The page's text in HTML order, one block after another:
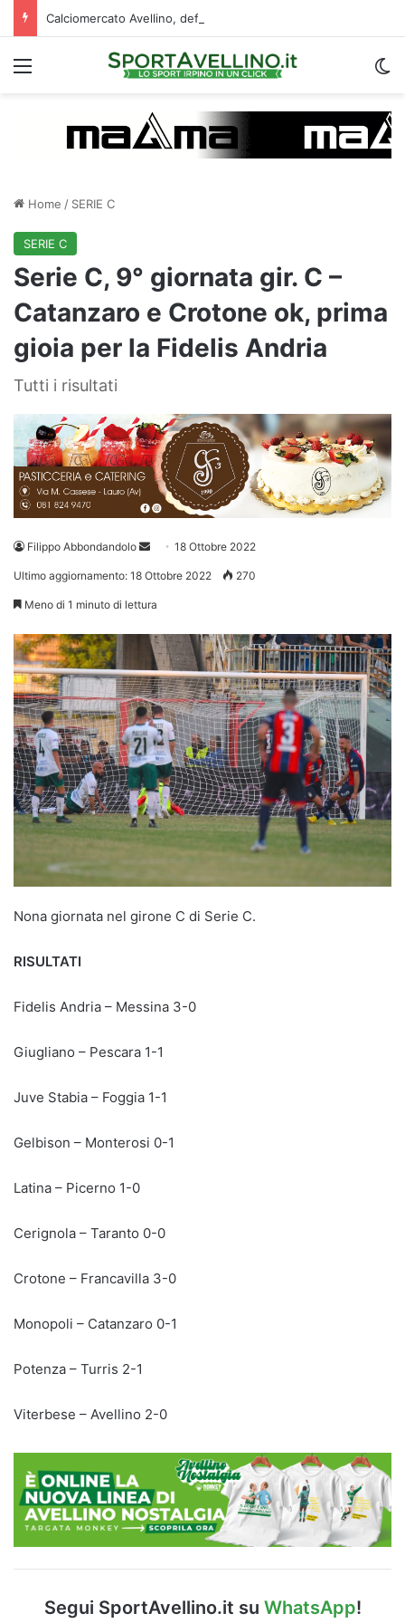
Menu
Home / SERIE C
SERIE C
Serie C, 9° giornata gir. C –
Catanzaro e Crotone ok, prima
gioia per la Fidelis Andria
Tutti i risultati
Filippo Abbondandolo
Invia 18 Ottobre 2022
Ultimo aggiornamento: 18 Ottobre 2022 270
Meno di 1 minuto di lettura
Nona giornata nel girone C di Serie C.
RISULTATI
Fidelis Andria – Messina 3-0
Giugliano – Pescara 1-1
Juve Stabia – Foggia 1-1
Gelbison – Monterosi 0-1
Latina – Picerno 1-0
Cerignola – Taranto 0-0
Crotone – Francavilla 3-0
Monopoli – Catanzaro 0-1
Potenza – Turris 2-1
Viterbese – Avellino 2-0
Segui SportAvellino.it su WhatsApp!